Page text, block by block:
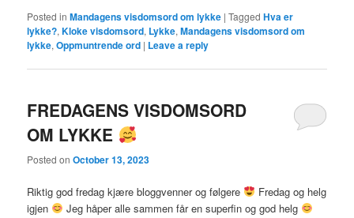
Posted in Mandagens visdomsord om lykke |Tagged Hva er
lykke?,Kloke visdomsord, Lykke,Mandagens visdomsord om
lykke,Oppmuntrende ord | Leave a reply
FREDAGENS VISDOMSORD
OM LYKKE
Posted onOctober 13, 2023
Riktig god fredag kjære bloggvenner og følgere
Fredag og helg
igjen
Jeg håper alle sammen får en superfin og god helg